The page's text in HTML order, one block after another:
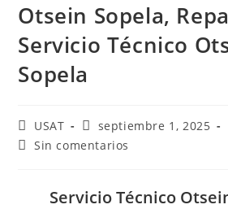
Otsein Sopela,
Servicio Técnico
Sopela
Autor
de
USAT
Publicación
de
septiembre 1, 2025
Comentarios
entrada:
Sin comentarios
Servicio Técnico